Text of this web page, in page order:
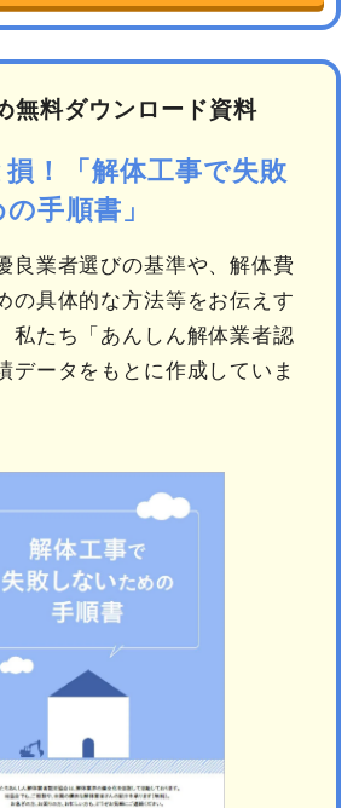
無料ダウンロード資料
！「解体工事で失敗
手順書」
良業者選びの基準や、解体費
の具体的な方法等をお伝えす
私たち「あんしん解体業者認
データをもとに作成していま